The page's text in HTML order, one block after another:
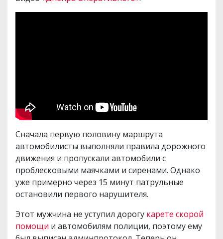
Сначала первую половину маршрута
автомобилисты выполняли правила дорожного
движения и пропускали автомобили с
проблесковыми маячками и сиренами. Однако
уже примерно через 15 минут патрульные
остановили первого нарушителя.
Этот мужчина не уступил дорогу карете скорой
помощи и автомобилям полиции, поэтому ему